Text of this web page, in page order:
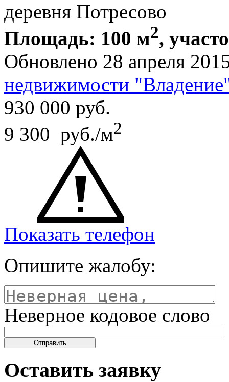
деревня Потресово
Площадь: 100 м2,
Обновлено 28 апреля
недвижимости
930 000 руб.
9 300 руб./м2
Показать телефон
Опишите жалобу:
Неверное кодовое слово
Оставить заявку